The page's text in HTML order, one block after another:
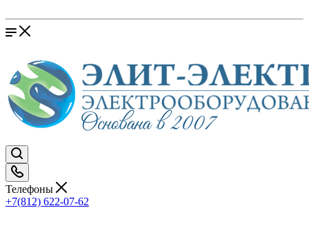
Телефоны
+7(812) 622-07-62